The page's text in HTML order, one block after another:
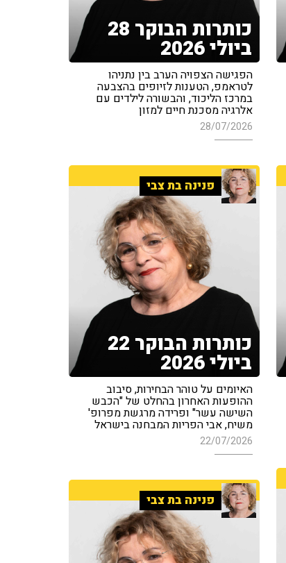
כותרות הבוקר 28
ביולי 2026
הפגישה הצפויה הערב בין נתניהו
לטראמפ, הטענות לזיופים בהצבעה
במרכז הליכוד, והבשורה לילדים עם
אלרגיה מסכנת חיים למזון
28/07/2026
פנינה בת צבי
כותרות הבוקר 22
ביולי 2026
האיומים על טוהר הבחירות, סיבוב
ההופעות האחרון בהחלט של "הכבש
השישה עשר" ופרידה מרגשת מפרופ'
משיח, אבי הפריות המבחנה בישראל
22/07/2026
פנינה בת צבי